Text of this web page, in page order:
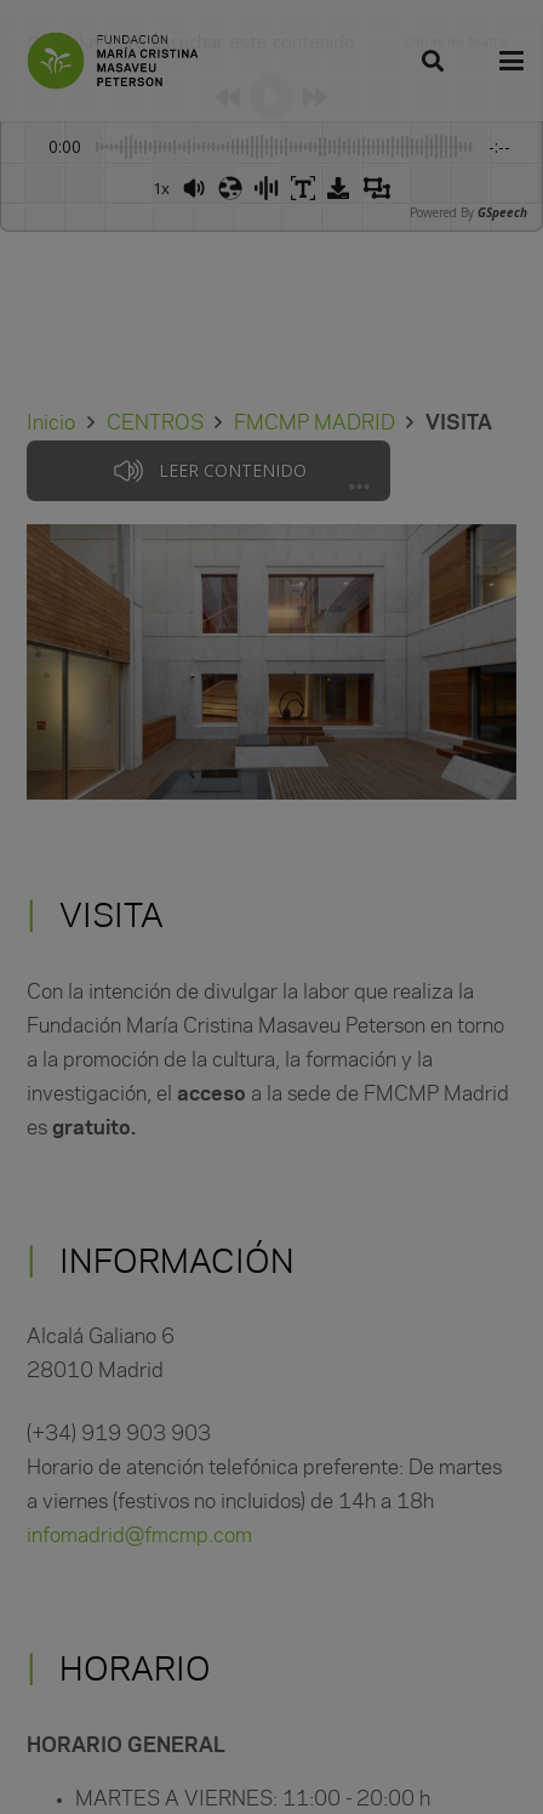
Dale play para escuchar este contenido
0:00 -:--
1x
Powered By GSpeech
Inicio CENTROS FMCMP MADRID VISITA
LEER CONTENIDO
VISITA
Con la intención de divulgar la labor que realiza la
Fundación María Cristina Masaveu Peterson en torno
a la promoción de la cultura, la formación y la
investigación, el
acceso a la sede de FMCMP Madrid
es gratuito.
INFORMACIÓN
Alcalá Galiano 6
28010 Madrid
(+34) 919 903 903
Horario de atención telefónica preferente: De martes
a viernes (festivos no incluidos) de 14h a 18h
infomadrid@fmcmp.com
HORARIO
HORARIO GENERAL
MARTES A VIERNES: 11:00 - 20:00 h